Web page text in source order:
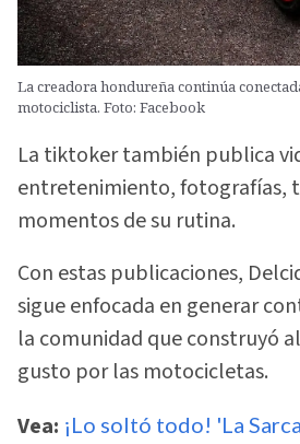
La creadora hondureña continúa
motociclista. Foto: Facebook
La tiktoker también publica
entretenimiento, fotografías,
momentos de su rutina.
Con estas publicaciones,
sigue enfocada en generar
la comunidad que construyó
gusto por las motocicletas.
Vea: ¡Lo soltó todo! 'La